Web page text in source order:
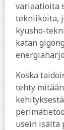
variaatioita
tekniikoita,
kyusho-
katan
Koska
tehty
usein isältä